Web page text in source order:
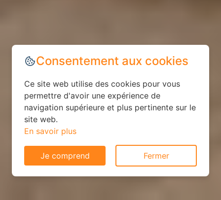
Consentement aux cookies
Ce site web utilise des cookies pour vous
permettre d'avoir une expérience de
navigation supérieure et plus pertinente sur le
site web.
En savoir plus
Je comprend Fermer